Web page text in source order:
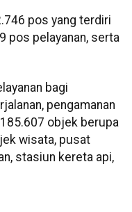
pos yang terdiri
pos pelayanan, serta
bagi
pengamanan
objek berupa
wisata, pusat
stasiun kereta api,